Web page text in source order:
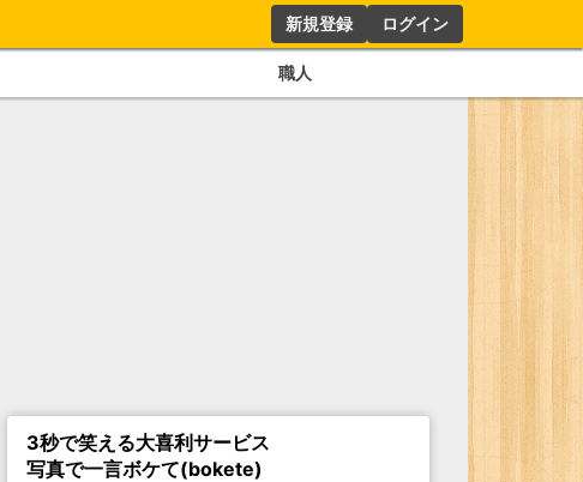
新規登録 ログイン
職人
3秒で笑える大喜利サービス
写真で一言ボケて(bokete)